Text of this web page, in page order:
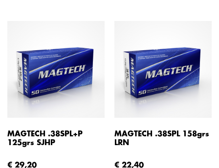
MAGTECH .38SPL+P
125grs SJHP
€ 29,20
MAGTECH .38SPL 158grs
LRN
€ 22,40